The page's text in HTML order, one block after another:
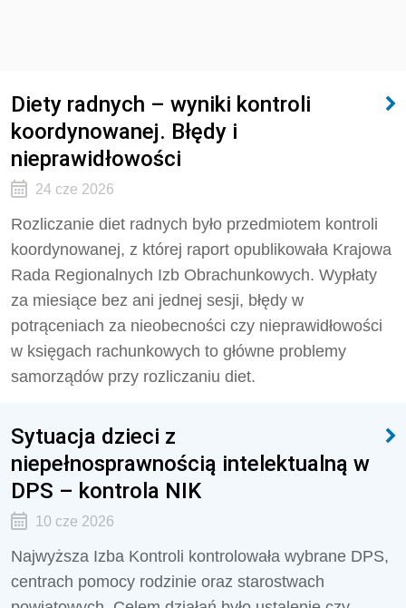
Diety radnych – wyniki kontroli
koordynowanej. Błędy i
nieprawidłowości
24 cze 2026
Rozliczanie diet radnych było przedmiotem kontroli
koordynowanej, z której raport opublikowała Krajowa
Rada Regionalnych Izb Obrachunkowych. Wypłaty
za miesiące bez ani jednej sesji, błędy w
potrąceniach za nieobecności czy nieprawidłowości
w księgach rachunkowych to główne problemy
samorządów przy rozliczaniu diet.
Sytuacja dzieci z
niepełnosprawnością intelektualną w
DPS – kontrola NIK
10 cze 2026
Najwyższa Izba Kontroli kontrolowała wybrane DPS,
centrach pomocy rodzinie oraz starostwach